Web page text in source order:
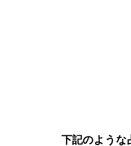
下記のような